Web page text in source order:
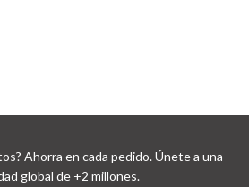
Ahorra en cada pedido. Únete a una
global de +2 millones.